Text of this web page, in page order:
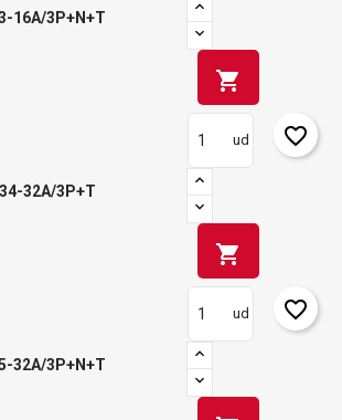
Crear lista de deseos
Cancelar Iniciar sesión
16A/3P+N+T
shopping_cart
32A/3P+T
ud
shopping_cart
favorite_border
32A/3P+N+T
ud favorite_border